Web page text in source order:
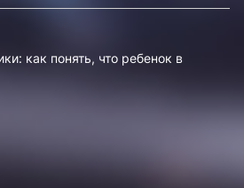
как понять, что ребенок в